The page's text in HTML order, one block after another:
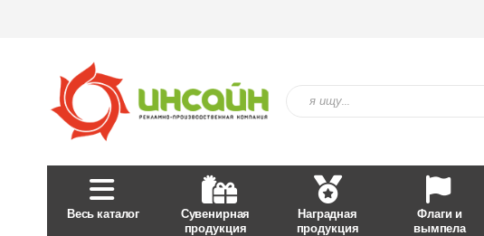
Весь каталог
Сувенирная
продукция
Наградная
продукция
Флаги и
вымпела